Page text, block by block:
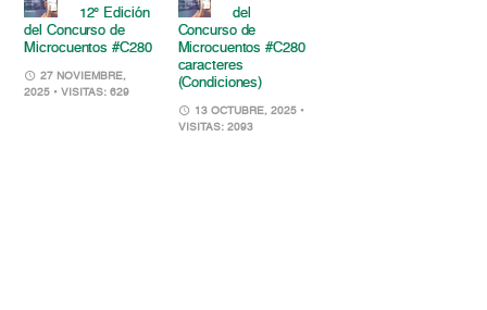
12° Edición
del Concurso de
Microcuentos #C280
27 NOVIEMBRE,
2025 • VISITAS: 629
del
Concurso de
Microcuentos #C280
caracteres
(Condiciones)
13 OCTUBRE, 2025 •
VISITAS: 2093